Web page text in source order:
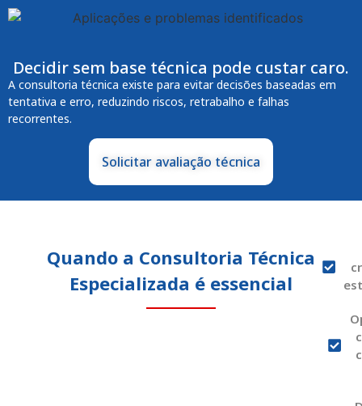
Decidir sem base técnica pode custar caro.
A consultoria técnica existe para evitar decisões baseadas em
tentativa e erro, reduzindo riscos, retrabalho e falhas
recorrentes.
Solicitar avaliação técnica
Quando a Consultoria Técnica
Especializada é essencial